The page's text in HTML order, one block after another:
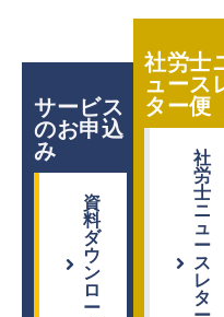
サービス
のお申込
み
資
料
ダ
ウ
ン
ロ
ー
社労士
ュース
ター便
社
労
士
ニ
ュ
ー
ス
レ
タ